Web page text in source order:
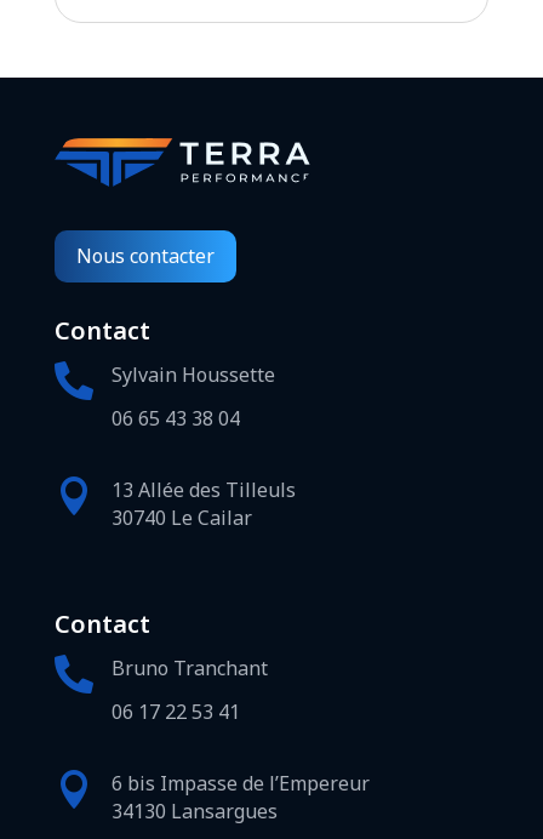
Nous contacter
Contact

Sylvain Houssette
06 65 43 38 04

13 Allée des Tilleuls
30740 Le Cailar
Contact

Bruno Tranchant
06 17 22 53 41

6 bis Impasse de l’Empereur
34130 Lansargues